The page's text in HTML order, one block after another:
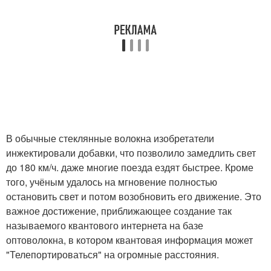
В обычные стеклянные волокна изобретатели
инжектировали добавки, что позволило замедлить свет
до 180 км/ч. даже многие поезда ездят быстрее. Кроме
того, учёным удалось на мгновение полностью
остановить свет и потом возобновить его движение. Это
важное достижение, приближающее создание так
называемого квантового интернета на базе
оптоволокна, в котором квантовая информация может
"Телепортироваться" на огромные расстояния.